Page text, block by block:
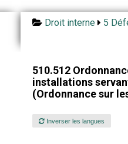
Droit interne 5
510.512
installations
(Ordonnance sur
Inverser les langues